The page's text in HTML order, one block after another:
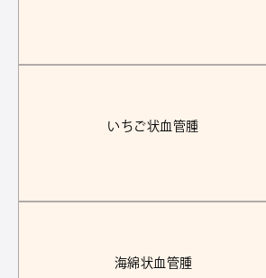
いちご状血管腫
海綿状血管腫